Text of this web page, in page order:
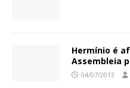
Hermínio é
Assembleia
04/07/2013